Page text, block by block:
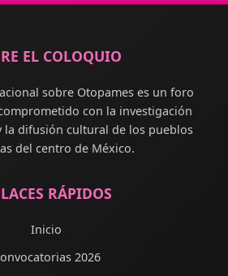
EL COLOQUIO
sobre Otopames es un foro
con la investigación
difusión cultural de los pueblos
del centro de México.
RÁPIDOS
Inicio
2026